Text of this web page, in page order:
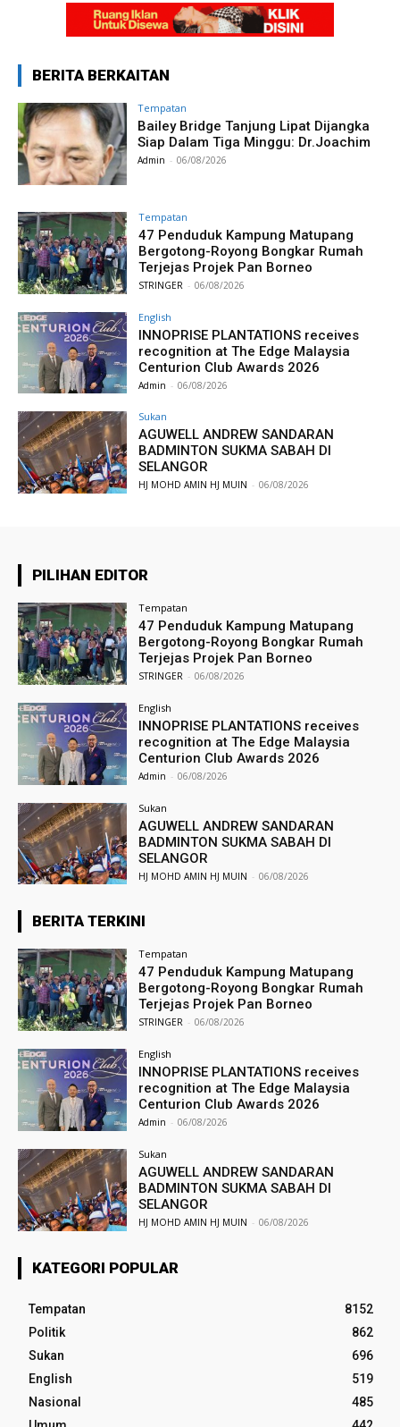
BERITA BERKAITAN
Tempatan
Bailey Bridge Tanjung Lipat Dijangka
Siap Dalam Tiga Minggu: Dr.Joachim
Admin - 06/08/2026
Tempatan
47 Penduduk Kampung Matupang
Bergotong-Royong Bongkar Rumah
Terjejas Projek Pan Borneo
STRINGER - 06/08/2026
English
INNOPRISE PLANTATIONS receives
recognition at The Edge Malaysia
Centurion Club Awards 2026
Admin - 06/08/2026
Sukan
AGUWELL ANDREW SANDARAN
BADMINTON SUKMA SABAH DI
SELANGOR
HJ MOHD AMIN HJ MUIN - 06/08/2026
PILIHAN EDITOR
Tempatan
47 Penduduk Kampung Matupang
Bergotong-Royong Bongkar Rumah
Terjejas Projek Pan Borneo
STRINGER - 06/08/2026
English
INNOPRISE PLANTATIONS receives
recognition at The Edge Malaysia
Centurion Club Awards 2026
Admin - 06/08/2026
Sukan
AGUWELL ANDREW SANDARAN
BADMINTON SUKMA SABAH DI
SELANGOR
HJ MOHD AMIN HJ MUIN - 06/08/2026
BERITA TERKINI
Tempatan
47 Penduduk Kampung Matupang
Bergotong-Royong Bongkar Rumah
Terjejas Projek Pan Borneo
STRINGER - 06/08/2026
English
INNOPRISE PLANTATIONS receives
recognition at The Edge Malaysia
Centurion Club Awards 2026
Admin - 06/08/2026
Sukan
AGUWELL ANDREW SANDARAN
BADMINTON SUKMA SABAH DI
SELANGOR
HJ MOHD AMIN HJ MUIN - 06/08/2026
KATEGORI POPULAR
Tempatan
8152
Politik
862
Sukan
696
English
519
Nasional
485